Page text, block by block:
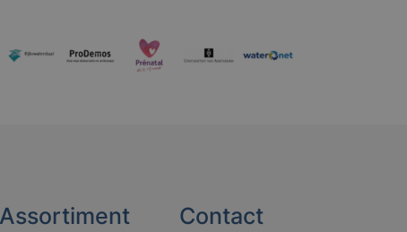
Assortiment Contact